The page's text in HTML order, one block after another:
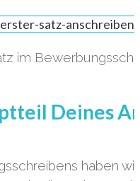
im
Deines
haben